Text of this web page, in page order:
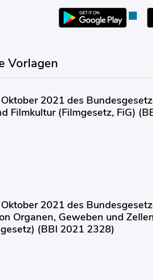
Vorlagen
2021 des
Filmkultur (Filmgesetz, FiG)
2021 des
Organen, Geweben und
(BBI 2021 2328)